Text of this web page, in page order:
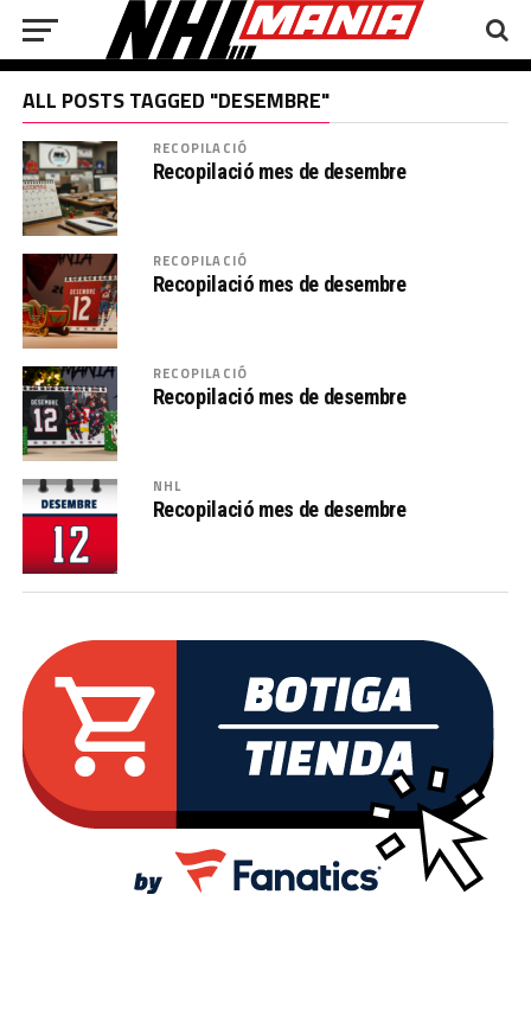
ALL POSTS TAGGED "DESEMBRE"
RECOPILACIÓ
Recopilació mes de desembre
RECOPILACIÓ
Recopilació mes de desembre
RECOPILACIÓ
Recopilació mes de desembre
NHL
Recopilació mes de desembre